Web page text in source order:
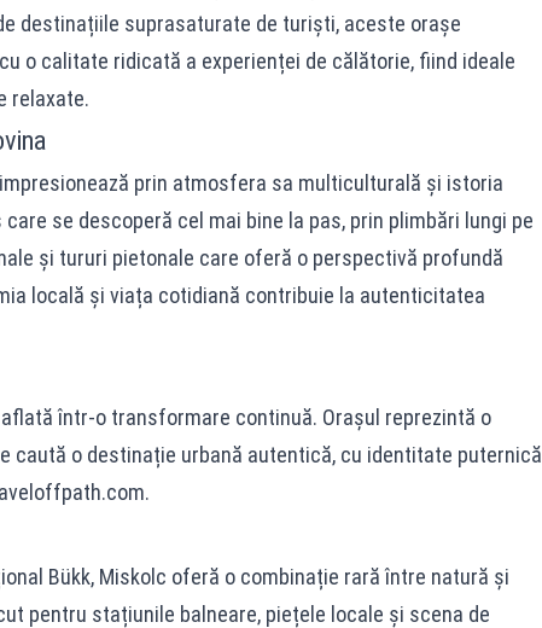
destinațiile suprasaturate de turiști, aceste orașe
o calitate ridicată a experienței de călătorie, fiind ideale
relaxate.
prin atmosfera sa multiculturală și istoria
se descoperă cel mai bine la pas, prin plimbări lungi pe
și tururi pietonale care oferă o perspectivă profundă
locală și viața cotidiană contribuie la autenticitatea
într-o transformare continuă. Orașul reprezintă o
caută o destinație urbană autentică, cu identitate puternică
Bükk, Miskolc oferă o combinație rară între natură și
pentru stațiunile balneare, piețele locale și scena de